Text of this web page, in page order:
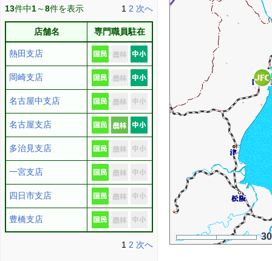
13件中1～8件を表示 1 2 次へ
店舗名 専門職員駐在
熱田支店
岡崎支店
名古屋中支店
名古屋支店
多治見支店
一宮支店
四日市支店
豊橋支店
1 2 次へ